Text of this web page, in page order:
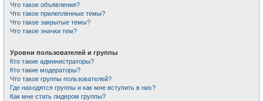
Что такое объявления?
Что такое прилепленные темы?
Что такое закрытые темы?
Что такое значки тем?
Уровни пользователей и группы
Кто такие администраторы?
Кто такие модераторы?
Что такое группы пользователей?
Где находятся группы и как мне вступить в них?
Как мне стать лидером группы?